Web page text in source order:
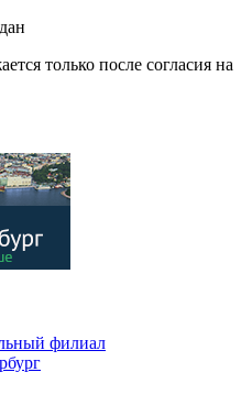
только после согласия на